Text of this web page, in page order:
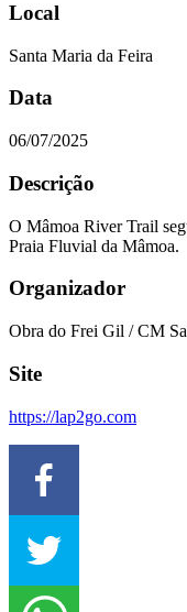
Local
Santa Maria da Feira
Data
06/07/2025
Descrição
O Mâmoa River Trail
Praia Fluvial da Mâmoa.
Organizador
Obra do Frei Gil / CM
Site
https://lap2go.com